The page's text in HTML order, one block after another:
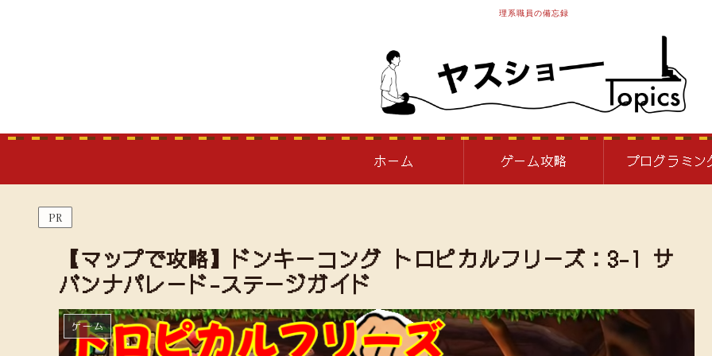
理系職員の備忘録
ホーム ゲーム攻略 プログラミン
PR
【マップで攻略】ドンキーコング トロピカルフリーズ：3-1 サ
バンナパレード-ステージガイド
ゲーム